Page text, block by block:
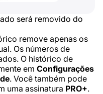
será removido do
remove apenas os
Os números de
O histórico de
em Configurações
. Você também pode
uma assinatura PRO+.